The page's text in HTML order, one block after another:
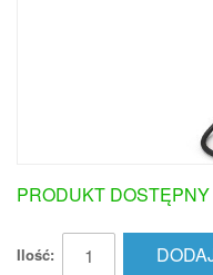
PRODUKT DOSTĘPNY
Ilość: